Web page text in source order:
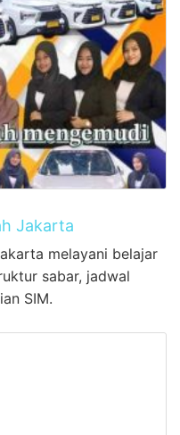
Jakarta
melayani belajar
sabar, jadwal
SIM.